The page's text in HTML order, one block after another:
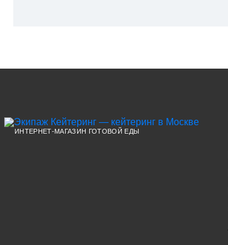
ИНТЕРНЕТ-МАГАЗИН ГОТОВОЙ ЕДЫ